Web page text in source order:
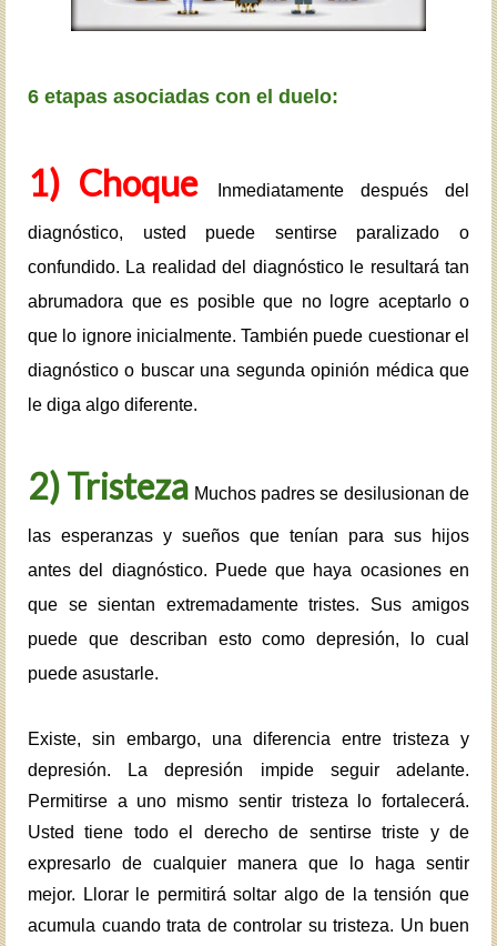
6 etapas asociadas con el duelo:
1) Choque Inmediatamente después del
diagnóstico, usted puede sentirse paralizado o
confundido. La realidad del diagnóstico le resultará tan
abrumadora que es posible que no logre aceptarlo o
que lo ignore inicialmente. También puede cuestionar el
diagnóstico o buscar una segunda opinión médica que
le diga algo diferente.
2) Tristeza Muchos padres se desilusionan de
las esperanzas y sueños que tenían para sus hijos
antes del diagnóstico. Puede que haya ocasiones en
que se sientan extremadamente tristes. Sus amigos
puede que describan esto como depresión, lo cual
puede asustarle.
Existe, sin embargo, una diferencia entre tristeza y
depresión. La depresión impide seguir adelante.
Permitirse a uno mismo sentir tristeza lo fortalecerá.
Usted tiene todo el derecho de sentirse triste y de
expresarlo de cualquier manera que lo haga sentir
mejor. Llorar le permitirá soltar algo de la tensión que
acumula cuando trata de controlar su tristeza. Un buen